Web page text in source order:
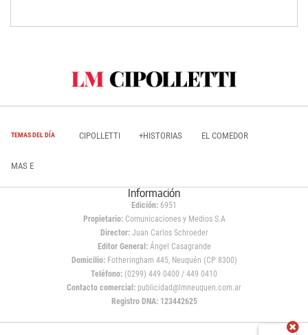
TEMAS DEL DÍA CIPOLLETTI +HISTORIAS EL COMEDOR
MAS E
Información
Edición: 6951
Propietario:Comunicaciones y Medios S.A
Director: Juan Carlos Schroeder
Editor General:Ángel Casagrande
Domicilio:Fotheringham 445, Neuquén (CP 8300)
Teléfono: (0299) 449 0400 / 449 0410
Contacto comercial: publicidad@lmneuquen.com.ar
Registro DNA: 123442625